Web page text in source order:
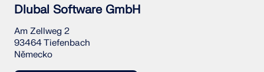
Dlubal Software GmbH
Am Zellweg 2
93464 Tiefenbach
Německo